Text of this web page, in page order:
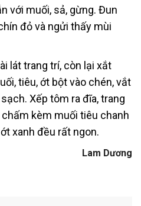
với muối, sả, gừng. Đun
đỏ và ngửi thấy mùi
lát trang trí, còn lại xắt
tiêu, ớt bột vào chén, vắt
Xếp tôm ra đĩa, trang
kèm muối tiêu chanh
xanh đều rất ngon.
Lam Dương